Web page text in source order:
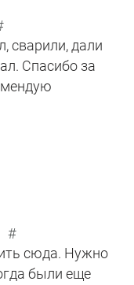
сварили, дали
Спасибо за
#
сюда. Нужно
были еще